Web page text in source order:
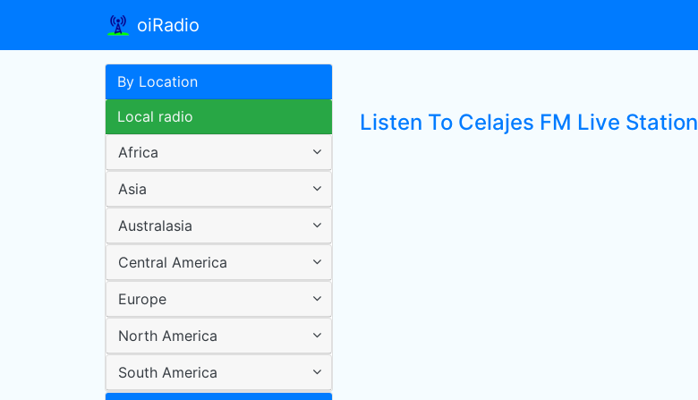
oiRadio
By Location
Local radio
Africa
Asia
Australasia
Central America
Europe
North America
South America
Listen To Celajes FM Live Station